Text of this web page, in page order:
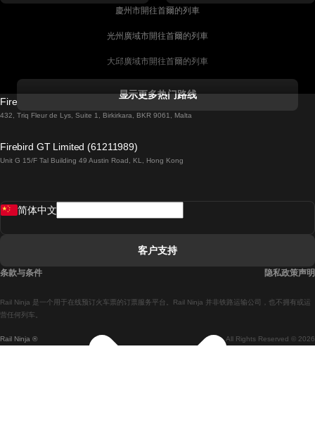
慶州市開往首爾的列車
光州廣域市開往首爾的列車
大邱廣域市開往首爾的列車
都柏林開往戈尔韦的列車
羅馬開往拿坡里的列車
馬德里開往巴塞罗那的列車
显示更多热门路线
Firebird GT Limited (OC 1451)
432, Triq Fleur de Lys, Suite 1, Birkirkara, BKR 9061, Malta
Firebird GT Limited (61211989)
Unit G 15/F Tal Building 49 Austin Road, KL, Hong Kong
Rail Ninja ® All Rights Reserved © 2026
Rail Ninja 是一个用于在线预订火车票的订票服务平台。Rail Ninja 并非铁路运输公司，也不拥有或运
营任何列车。
简体中文
客户支持
条款与条件 隐私政策声明